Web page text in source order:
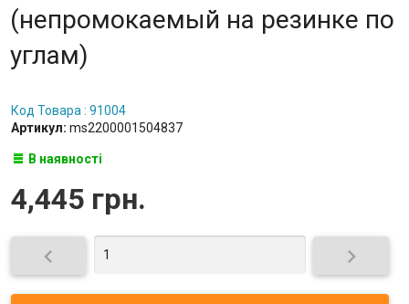
(непромокаемый на резинке по
углам)
Код Товара : 91004
Артикул: ms2200001504837
В наявності
4,445 грн.
 